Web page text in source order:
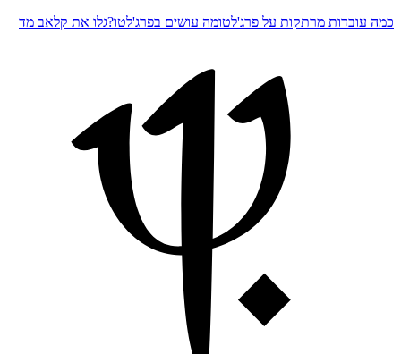
כמה עובדות מרתקות על פרג'לטומה עושים בפרג'לטו?גלו את קלאב מד